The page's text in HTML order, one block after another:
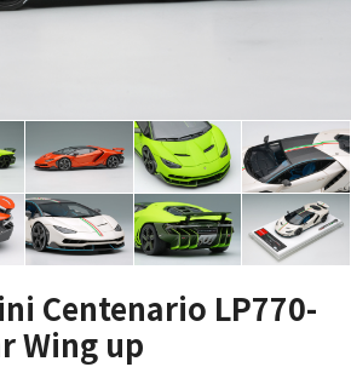
Centenario LP770-
Wing up